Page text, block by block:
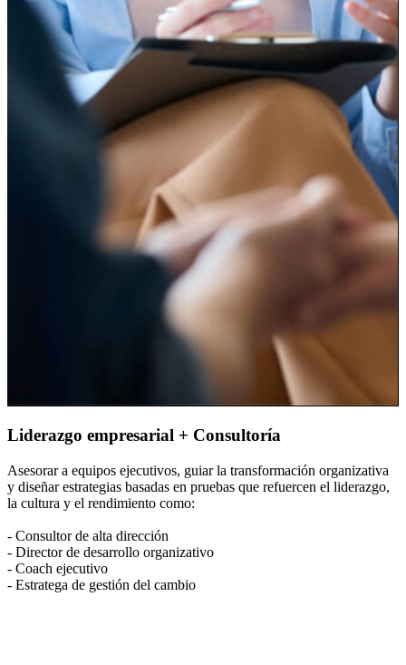
Liderazgo empresarial + Consultoría
Asesorar a equipos ejecutivos, guiar la transformación organizativa
y diseñar estrategias basadas en pruebas que refuercen el liderazgo,
la cultura y el rendimiento como:
- Consultor de alta dirección
- Director de desarrollo organizativo
- Coach ejecutivo
- Estratega de gestión del cambio